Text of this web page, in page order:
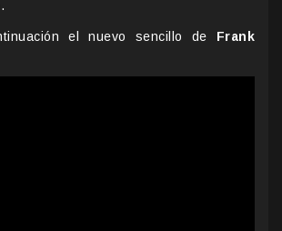
el nuevo sencillo de Frank